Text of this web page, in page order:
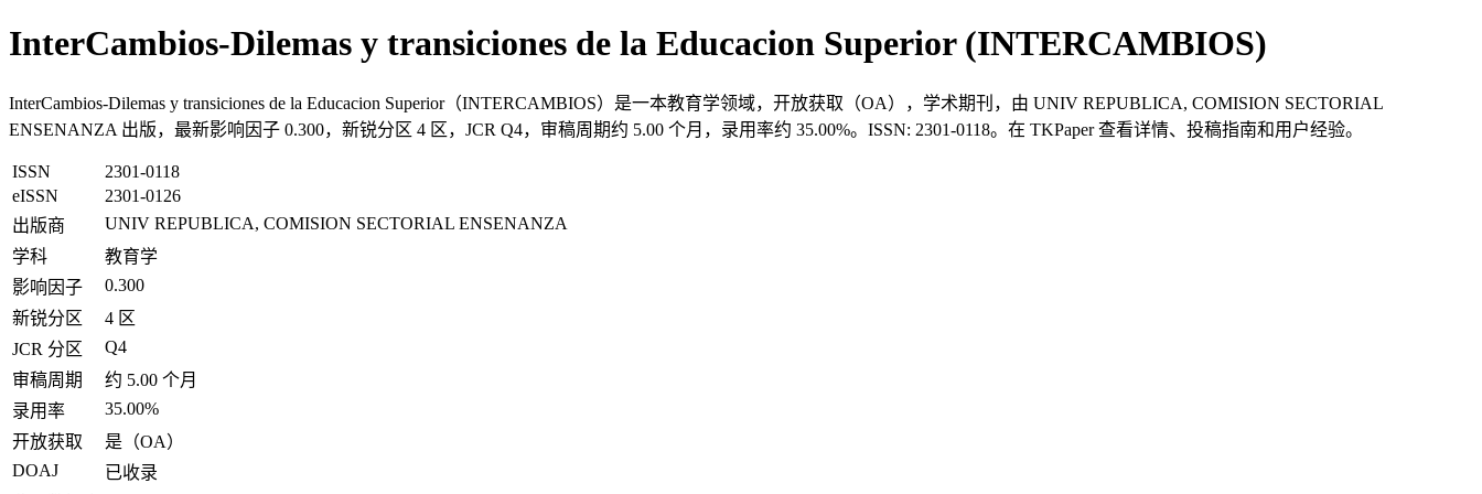
InterCambios-Dilemas y transiciones de la Educacion Superior (INTERCAMBIOS)
InterCambios-Dilemas y transiciones de la Educacion Superior（INTERCAMBIOS）是一本教育学领域，开放获取（OA），学术期刊，由 UNIV REPUBLICA, COMISION SECTORIAL
ENSENANZA 出版，最新影响因子 0.300，新锐分区 4 区，JCR Q4，审稿周期约 5.00 个月，录用率约 35.00%。ISSN: 2301-0118。在 TKPaper 查看详情、投稿指南和用户经验。
ISSN
2301-0118
eISSN
2301-0126
出版商
UNIV REPUBLICA, COMISION SECTORIAL ENSENANZA
学科
教育学
影响因子
0.300
新锐分区
4 区
JCR 分区
Q4
审稿周期
约 5.00 个月
录用率
35.00%
开放获取
是（OA）
DOAJ
已收录